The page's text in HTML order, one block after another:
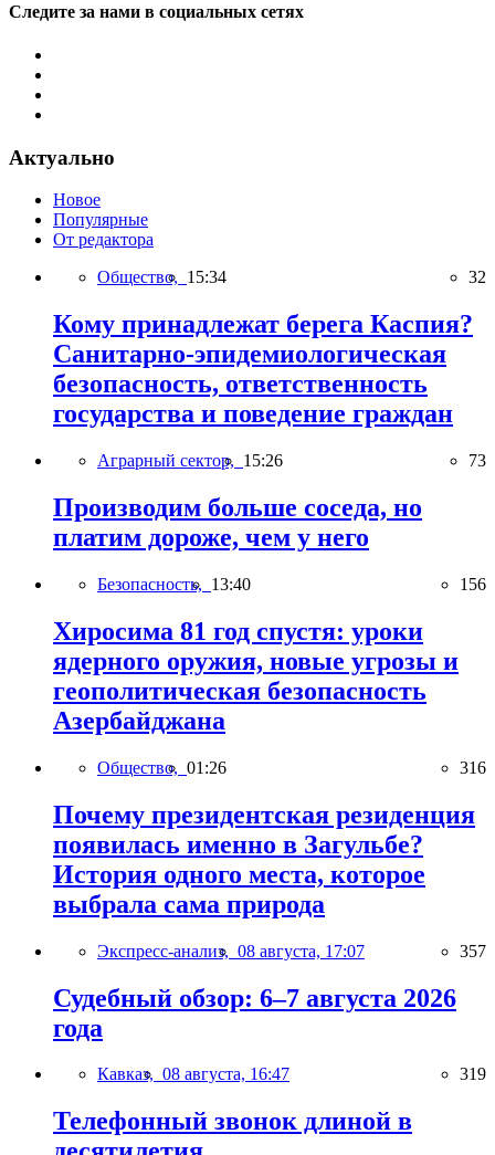
Следите за нами в социальных сетях
Актуально
Новое
Популярные
От редактора
Общество, 15:34 32
Кому принадлежат берега Каспия?
Санитарно-эпидемиологическая
безопасность, ответственность
государства и поведение граждан
Аграрный сектор, 15:26 73
Производим больше соседа, но
платим дороже, чем у него
Безопасность, 13:40 156
Хиросима 81 год спустя: уроки
ядерного оружия, новые угрозы и
геополитическая безопасность
Азербайджана
Общество, 01:26 316
Почему президентская резиденция
появилась именно в Загульбе?
История одного места, которое
выбрала сама природа
Экспресс-анализ, 08 августа, 17:07 357
Судебный обзор: 6–7 августа 2026
года
Кавказ, 08 августа, 16:47 319
Телефонный звонок длиной в